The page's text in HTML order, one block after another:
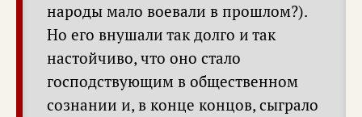
народы мало воевали в прошлом?).
Но его внушали так долго и так
настойчиво, что оно стало
господствующим в общественном
сознании и, в конце концов, сыграло